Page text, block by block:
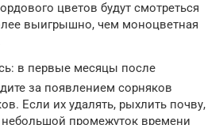
цветов будут смотреться
выигрышно, чем моноцветная
в первые месяцы после
за появлением сорняков
Если их удалять, рыхлить почву,
небольшой промежуток времени